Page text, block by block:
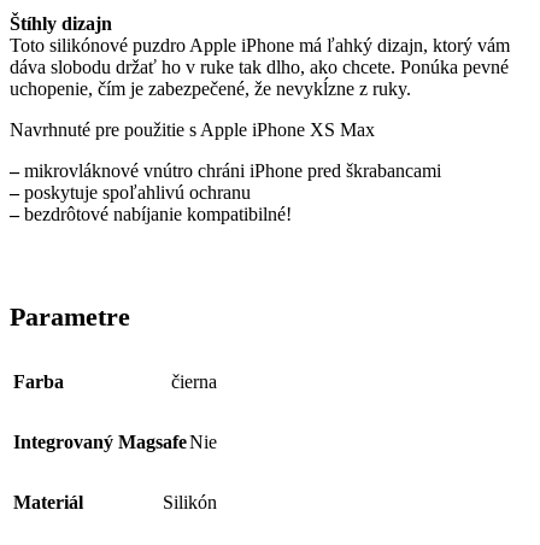
Štíhly dizajn
Toto silikónové puzdro Apple iPhone má ľahký dizajn, ktorý vám
dáva slobodu držať ho v ruke tak dlho, ako chcete. Ponúka pevné
uchopenie, čím je zabezpečené, že nevykĺzne z ruky.
Navrhnuté pre použitie s Apple iPhone XS Max
–mikrovláknové vnútro chráni iPhone pred škrabancami
–poskytuje spoľahlivú ochranu
–bezdrôtové nabíjanie kompatibilné!
Parametre
Farba čierna
Integrovaný MagsafeNie
Materiál Silikón